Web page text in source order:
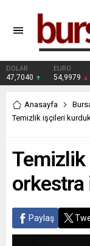
DOLAR
47,7040
EURO
54,9979
Anasayfa
Temizlik işçileri
Temizlik
orkestra
Paylaş